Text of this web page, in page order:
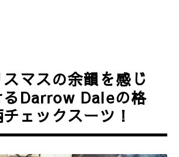
スマスの余韻を感じ
るDarrow Daleの格
ェックスーツ！